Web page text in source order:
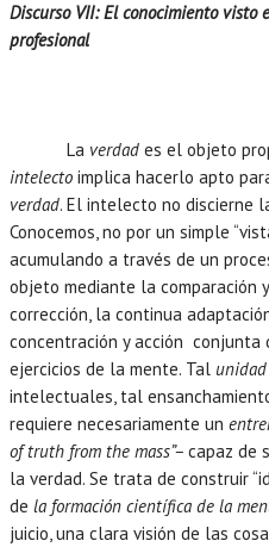
Discurso VII: El conocimiento visto
profesional
La verdad es el objeto
intelecto implica hacerlo apto
verdad. El intelecto no discierne
Conocemos, no por un simple
acumulando a través de un
objeto mediante la comparación
corrección, la continua
concentración y acción conjunta
ejercicios de la mente. Tal unidad
intelectuales, tal
requiere necesariamente un
of truth from the mass”– capaz de
la verdad. Se trata de construir
de la formación científica de la
juicio, una clara visión de las